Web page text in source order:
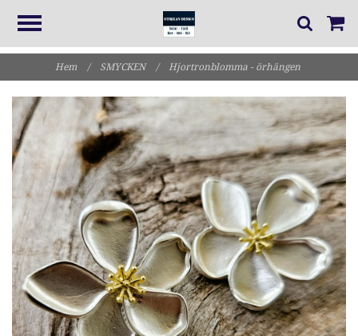
Hem / SMYCKEN / Hjortronblomma - örhängen